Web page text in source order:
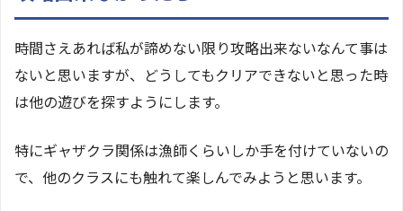
時間さえあれば私が諦めない限り攻略出来ないなんて事は
ないと思いますが、どうしてもクリアできないと思った時
は他の遊びを探すようにします。
特にギャザクラ関係は漁師くらいしか手を付けていないの
で、他のクラスにも触れて楽しんでみようと思います。